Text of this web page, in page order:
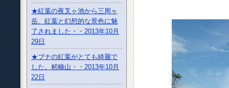
★紅葉の夜叉ヶ池から三周ヶ
岳、紅葉と幻想的な景色に魅
了されました・・2013年10月
29日
★ブナの紅葉がとても綺麗で
した。籾糠山・・2013年10月
22日